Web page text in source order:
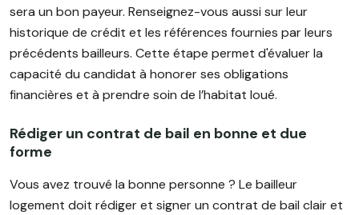
sera un bon payeur. Renseignez-vous aussi sur leur
historique de crédit et les références fournies par leurs
précédents bailleurs. Cette étape permet d'évaluer la
capacité du candidat à honorer ses obligations
financières et à prendre soin de l’habitat loué.
Rédiger un contrat de bail en bonne et due
forme
Vous avez trouvé la bonne personne ? Le bailleur
logement doit rédiger et signer un contrat de bail clair et